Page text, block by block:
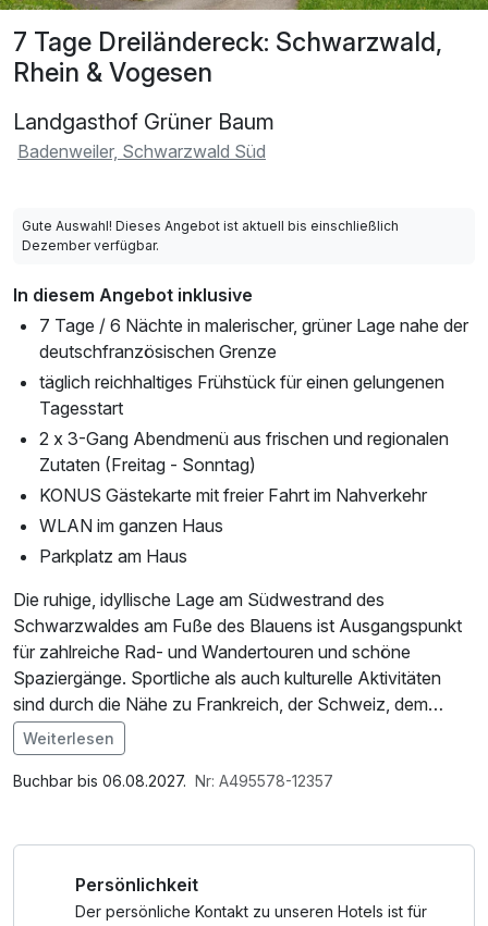
7 Tage Dreiländereck: Schwarzwald,
Rhein & Vogesen
Landgasthof Grüner Baum
Badenweiler, Schwarzwald Süd
Gute Auswahl! Dieses Angebot ist aktuell bis einschließlich
Dezember verfügbar.
In diesem Angebot inklusive
7 Tage / 6 Nächte in malerischer, grüner Lage nahe der
deutschfranzösischen Grenze
täglich reichhaltiges Frühstück für einen gelungenen
Tagesstart
2 x 3-Gang Abendmenü aus frischen und regionalen
Zutaten (Freitag - Sonntag)
KONUS Gästekarte mit freier Fahrt im Nahverkehr
WLAN im ganzen Haus
Parkplatz am Haus
Die ruhige, idyllische Lage am Südwestrand des
Schwarzwaldes am Fuße des Blauens ist Ausgangspunkt
für zahlreiche Rad- und Wandertouren und schöne
Spaziergänge. Sportliche als auch kulturelle Aktivitäten
sind durch die Nähe zu Frankreich, der Schweiz, dem
Kaiserstuhl und dem Hochschwarzwald geboten. Die
Cassiopeia Therme in Badenweiler lädt zum Relaxen ein.
Im Restaurant, mit wunderschönem Blick in die Rheinebene
Weiterlesen
Buchbar bis 06.08.2027. Nr: A495578-12357
Persönlichkeit
Der persönliche Kontakt zu unseren Hotels ist für